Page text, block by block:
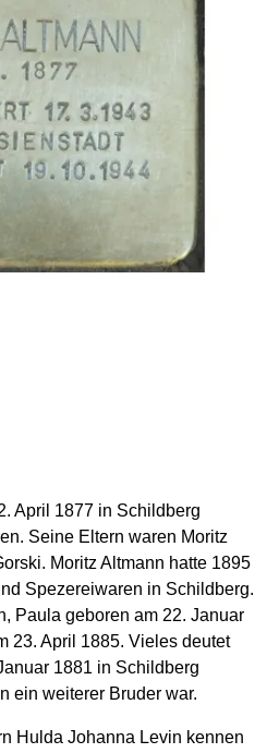
April 1877 in Schildberg
Seine Eltern waren Moritz
Moritz Altmann hatte 1895
Spezereiwaren in Schildberg.
Paula geboren am 22. Januar
23. April 1885. Vieles deutet
1881 in Schildberg
ein weiterer Bruder war.
Hulda Johanna Levin kennen